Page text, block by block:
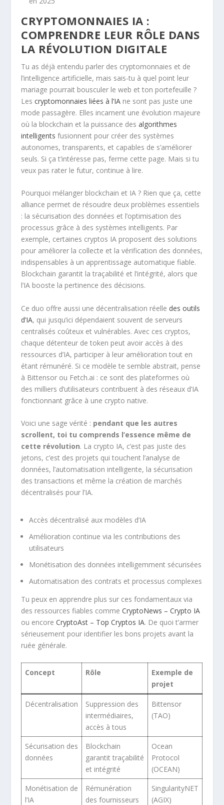
CRYPTOMONNAIES IA :
COMPRENDRE LEUR RÔLE DANS
LA RÉVOLUTION DIGITALE
Tu as déjà entendu parler des cryptomonnaies et de
l’intelligence artificielle, mais sais-tu à quel point leur
mariage pourrait bousculer le web et ton portefeuille ?
Lescryptomonnaies liées à l’IA ne sont pas juste une
mode passagère. Elles incarnent une évolution majeure
où la blockchain et la puissance des algorithmes
intelligents fusionnent pour créer des systèmes
autonomes, transparents, et capables de s’améliorer
seuls. Si ça t’intéresse pas, ferme cette page. Mais si tu
veux pas rater le futur, continue à lire.
Pourquoi mélanger blockchain et IA ? Rien que ça, cette
alliance permet de résoudre deux problèmes essentiels
: la sécurisation des données et l’optimisation des
processus grâce à des systèmes intelligents. Par
exemple, certaines cryptos IA proposent des solutions
pour améliorer la collecte et la vérification des données,
indispensables à un apprentissage automatique fiable.
Blockchain garantit la traçabilité et l’intégrité, alors que
l’IA booste la pertinence des décisions.
Ce duo offre aussi une décentralisation réelle des outils
d’IA, qui jusqu’ici dépendaient souvent de serveurs
centralisés coûteux et vulnérables. Avec ces cryptos,
chaque détenteur de token peut avoir accès à des
ressources d’IA, participer à leur amélioration tout en
étant rémunéré. Si ce modèle te semble abstrait, pense
à Bittensor ou Fetch.ai : ce sont des plateformes où
des milliers d’utilisateurs contribuent à des réseaux d’IA
fonctionnant grâce à une crypto native.
Voici une sage vérité : pendant que les autres
scrollent, toi tu comprends l’essence même de
cette révolution. La crypto IA, c’est pas juste des
jetons, c’est des projets qui touchent l’analyse de
données, l’automatisation intelligente, la sécurisation
des transactions et même la création de marchés
décentralisés pour l’IA.
Accès décentralisé aux modèles d’IA
Amélioration continue via les contributions des
utilisateurs
Monétisation des données intelligemment sécurisées
Automatisation des contrats et processus complexes
Tu peux en apprendre plus sur ces fondamentaux via
des ressources fiables commeCryptoNews – Crypto IA
ou encoreCryptoAst – Top Cryptos IA. De quoi t’armer
sérieusement pour identifier les bons projets avant la
ruée générale.
Concept Rôle
Exemple de
projet
Décentralisation
Suppression des
intermédiaires,
accès à tous
Bittensor
(TAO)
Sécurisation des
données
Blockchain
garantit traçabilité
et intégrité
Ocean
Protocol
(OCEAN)
Monétisation de
l’IA
Rémunération
des fournisseurs
SingularityNET
(AGIX)